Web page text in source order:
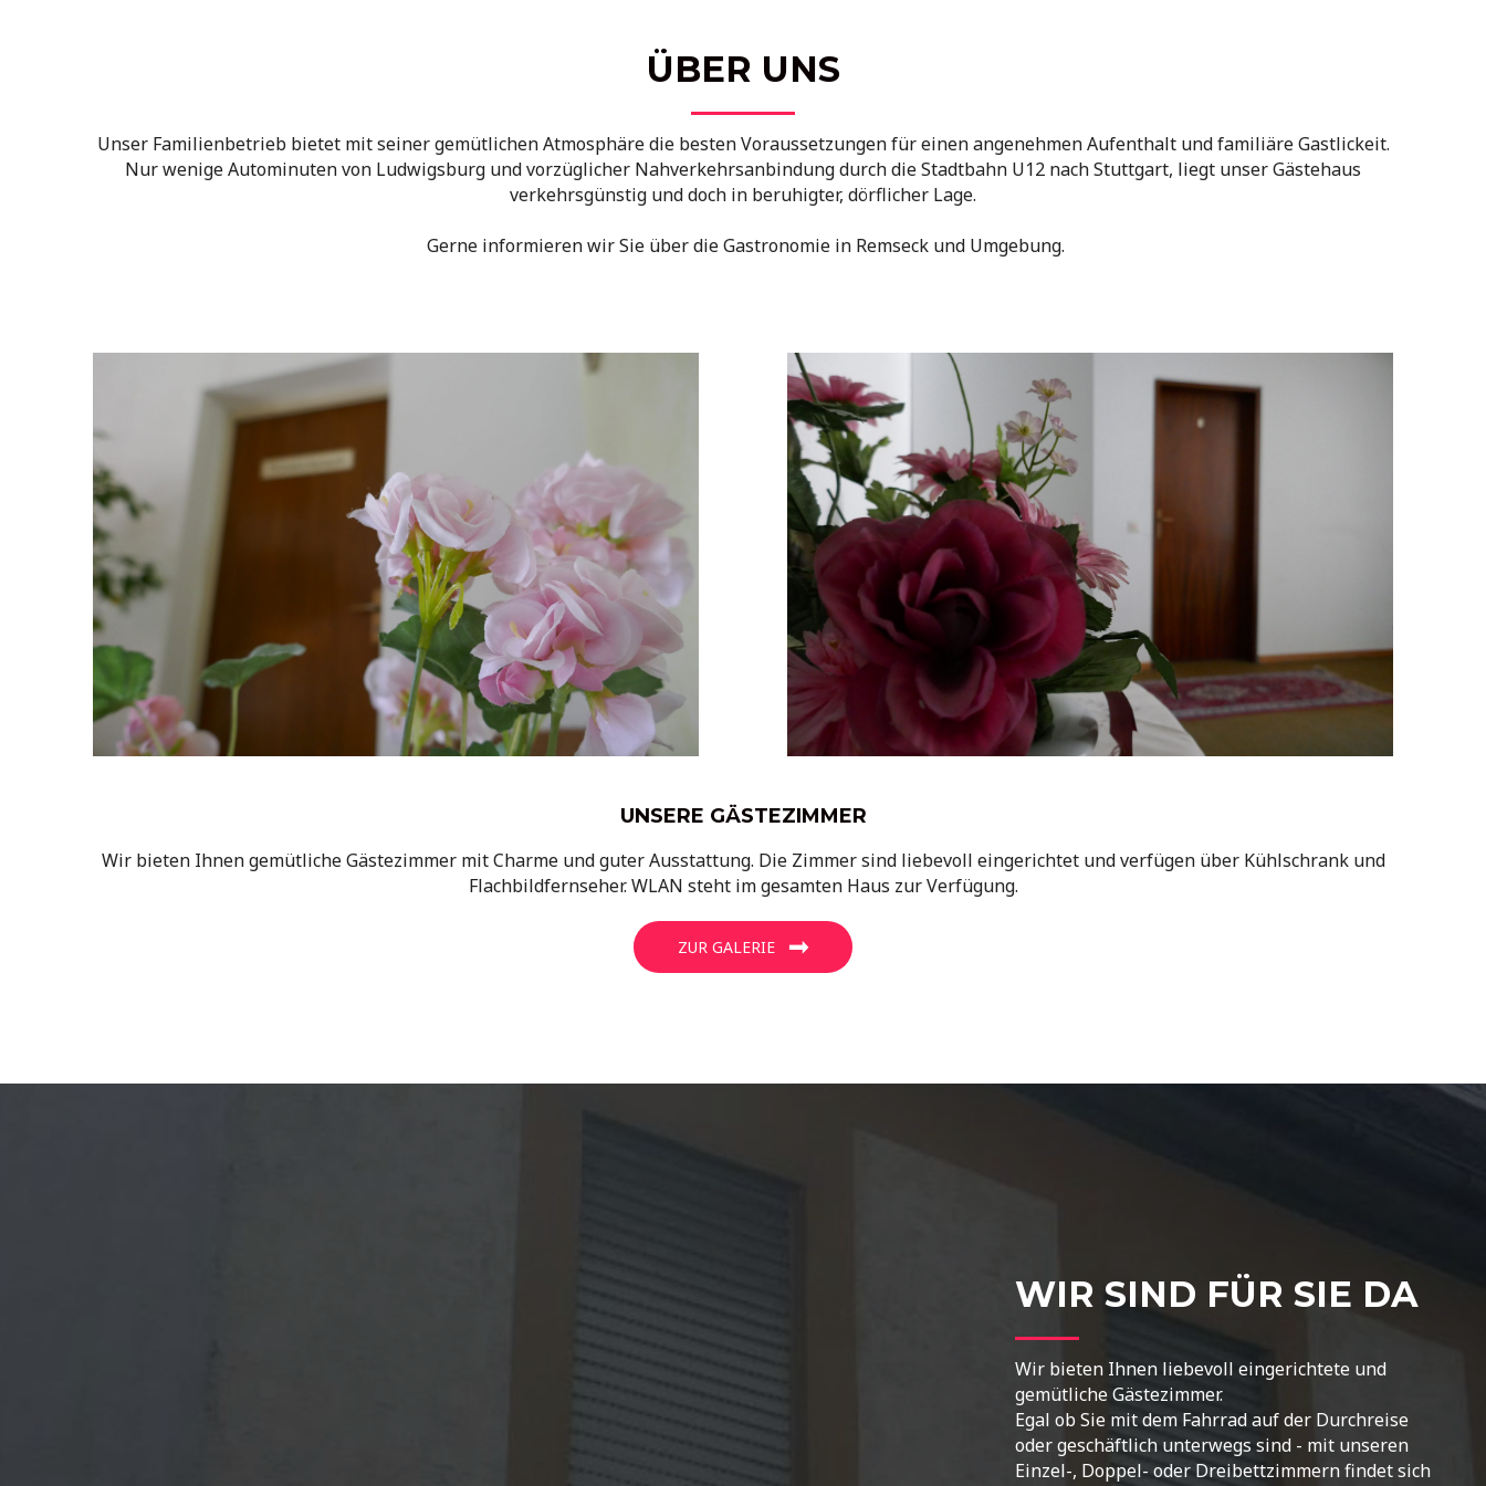
ÜBER UNS
Unser Familienbetrieb bietet mit seiner gemütlichen Atmosphäre die besten Voraussetzungen für einen angenehmen Aufenthalt und familiäre Gastlickeit.
Nur wenige Autominuten von Ludwigsburg und vorzüglicher Nahverkehrsanbindung durch die Stadtbahn U12 nach Stuttgart, liegt unser Gästehaus
verkehrsgünstig und doch in beruhigter, dörflicher Lage.
Gerne informieren wir Sie über die Gastronomie in Remseck und Umgebung.
UNSERE GÄSTEZIMMER
Wir bieten Ihnen gemütliche Gästezimmer mit Charme und guter Ausstattung. Die Zimmer sind liebevoll eingerichtet und verfügen über Kühlschrank und
Flachbildfernseher. WLAN steht im gesamten Haus zur Verfügung.
ZUR GALERIE
WIR SIND FÜR SIE DA
Wir bieten Ihnen liebevoll eingerichtete und
gemütliche Gästezimmer.
Egal ob Sie mit dem Fahrrad auf der Durchreise
oder geschäftlich unterwegs sind - mit unseren
Einzel-, Doppel- oder Dreibettzimmern findet sich